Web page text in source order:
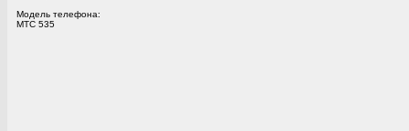
Модель телефона:
МТС 535